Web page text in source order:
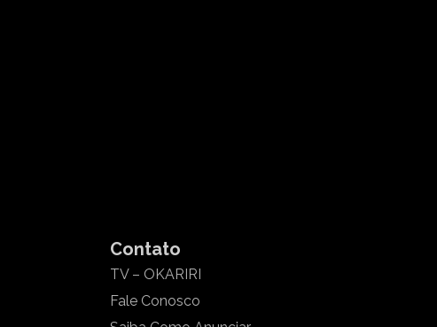
Contato
TV – OKARIRI
Fale Conosco